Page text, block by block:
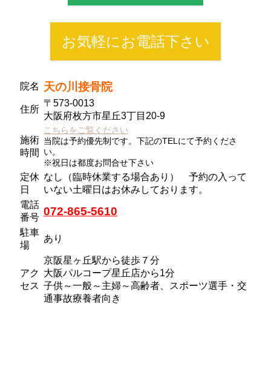
お気軽にお電話下さい
院名 天の川接骨院
住所
〒573-0013
大阪府枚方市星丘3丁目20-9
施術
時間
こちらをご覧ください
当院は予約優先制です。下記のTELにて予約くださ
い。
※祝日は都度お問合せ下さい
定休
日
なし（臨時休業する場合あり） 予約の入って
いない土曜日はお休みしております。
電話
番号 072-865-5610
駐車
場
あり
アク
セス
京阪星ヶ丘駅から徒歩７分
大阪パルコープ星丘店から1分
子供～一般～主婦～高齢者、スポーツ選手・交
通事故療養者向き